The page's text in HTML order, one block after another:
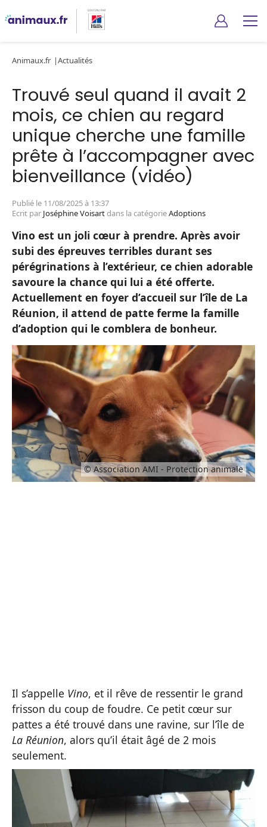
Animaux.fr Actualités
Trouvé seul quand il avait 2
mois, ce chien au regard
unique cherche une famille
prête à l’accompagner avec
bienveillance (vidéo)
Publié le 11/08/2025 à 13:37
Ecrit par Joséphine Voisartdans la catégorieAdoptions
Vino est un joli cœur à prendre. Après avoir
subi des épreuves terribles durant ses
pérégrinations à l’extérieur, ce chien adorable
savoure la chance qui lui a été offerte.
Actuellement en foyer d’accueil sur l’île de La
Réunion, il attend de patte ferme la famille
d’adoption qui le comblera de bonheur.
© Association AMI - Protection animale
Il s’appelle Vino, et il rêve de ressentir le grand
frisson du coup de foudre. Ce petit cœur sur
pattes a été trouvé dans une ravine, sur l’île de
La Réunion, alors qu’il était âgé de 2 mois
seulement.